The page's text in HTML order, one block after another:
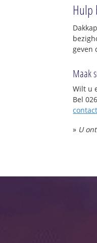
Hulp
geven
Maak
Wilt u
Bel
» U